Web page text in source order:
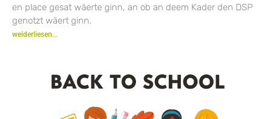
en place gesat wäerte ginn, an ob an deem Kader den DSP
genotzt wäert ginn.
weiderliesen...